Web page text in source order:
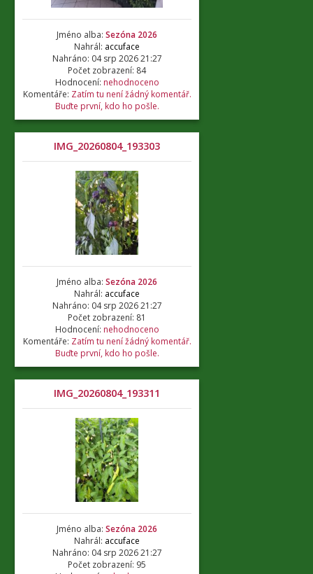
Jméno alba: Sezóna 2026
Nahrál: accuface
Nahráno: 04 srp 2026 21:27
Počet zobrazení: 84
Hodnocení: nehodnoceno
Komentáře: Zatím tu není žádný komentář.
Buďte první, kdo ho pošle.
IMG_20260804_193303
Jméno alba: Sezóna 2026
Nahrál: accuface
Nahráno: 04 srp 2026 21:27
Počet zobrazení: 81
Hodnocení: nehodnoceno
Komentáře: Zatím tu není žádný komentář.
Buďte první, kdo ho pošle.
IMG_20260804_193311
Jméno alba: Sezóna 2026
Nahrál: accuface
Nahráno: 04 srp 2026 21:27
Počet zobrazení: 95